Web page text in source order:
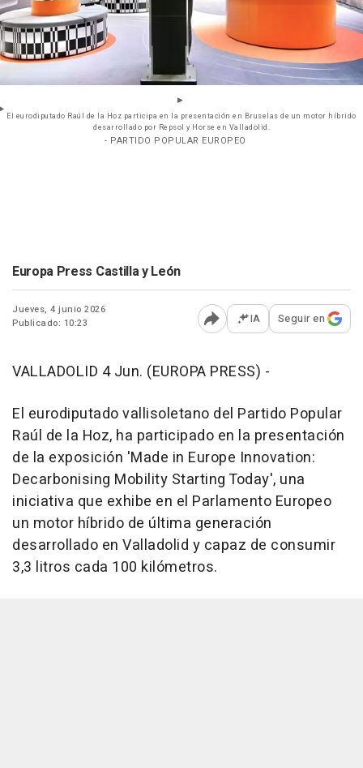
El eurodiputado Raúl de la Hoz participa en la presentación en Bruselas de un motor híbrido
desarrollado por Repsol y Horse en Valladolid.
- PARTIDO POPULAR EUROPEO
Europa Press Castilla y León
Jueves, 4 junio 2026
Publicado: 10:23
Abrir opciones para
IA Seguir en
VALLADOLID 4 Jun. (EUROPA PRESS) -
El eurodiputado vallisoletano del Partido Popular
Raúl de la Hoz, ha participado en la presentación
de la exposición 'Made in Europe Innovation:
Decarbonising Mobility Starting Today', una
iniciativa que exhibe en el Parlamento Europeo
un motor híbrido de última generación
desarrollado en Valladolid y capaz de consumir
3,3 litros cada 100 kilómetros.